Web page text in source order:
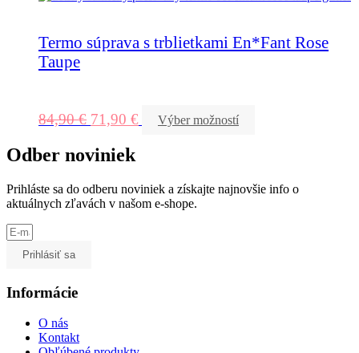
Termo súprava s trblietkami En*Fant Rose
Taupe
84,90€ 71,90 € Výber možností
Odber noviniek
Prihláste sa do odberu noviniek a získajte najnovšie info o
aktuálnych zľavách v našom e-shope.
Prihlásiť sa
Informácie
O nás
Kontakt